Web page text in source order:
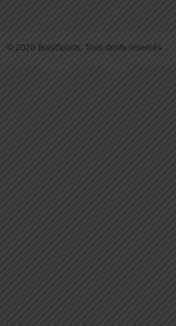
© 2026 BraySports. Tous droits reservés.